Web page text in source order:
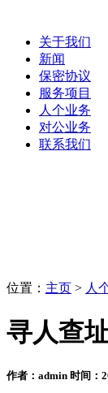
关于我们
新闻
保密协议
服务项目
人个业务
对公业务
联系我们
位置： 主页 > 人
寻人查
作者：admin 时间：